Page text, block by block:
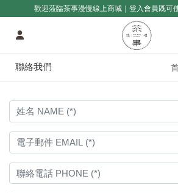
歡迎蒞臨茶事漫慢線上商城｜登入會員既可
聯絡我們